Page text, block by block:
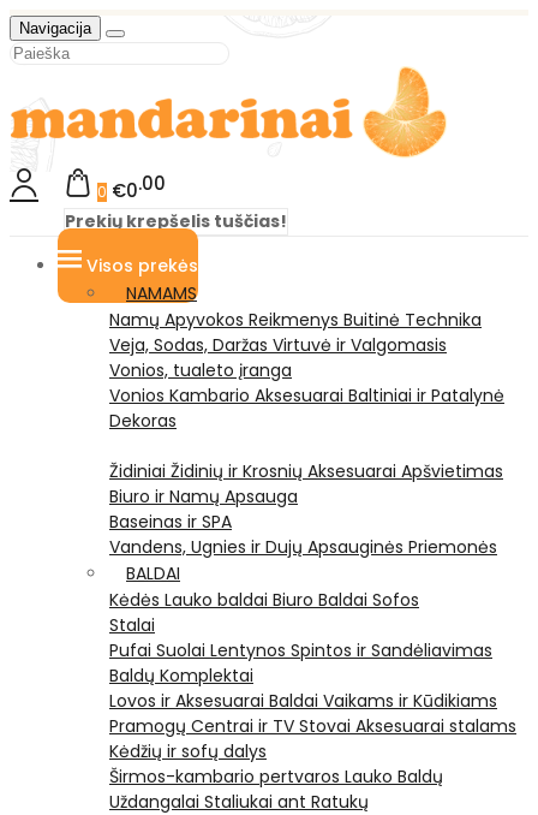
Navigacija
0 €0 00
Prekių krepšelis tuščias!
Visos prekės
NAMAMS
Namų Apyvokos Reikmenys Buitinė Technika
Veja, Sodas, Daržas Virtuvė ir Valgomasis
Vonios, tualeto įranga
Vonios Kambario Aksesuarai Baltiniai ir Patalynė
Dekoras
Židiniai Židinių ir Krosnių Aksesuarai Apšvietimas
Biuro ir Namų Apsauga
Baseinas ir SPA
Vandens, Ugnies ir Dujų Apsauginės Priemonės
BALDAI
Kėdės Lauko baldai Biuro Baldai Sofos
Stalai
Pufai Suolai Lentynos Spintos ir Sandėliavimas
Baldų Komplektai
Lovos ir Aksesuarai Baldai Vaikams ir Kūdikiams
Pramogų Centrai ir TV Stovai Aksesuarai stalams
Kėdžių ir sofų dalys
Širmos-kambario pertvaros Lauko Baldų
Uždangalai Staliukai ant Ratukų